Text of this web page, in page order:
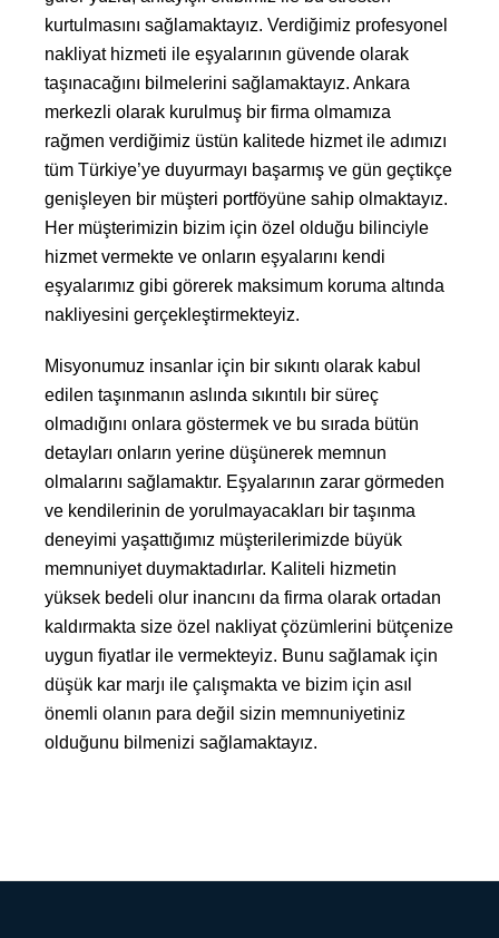
kurtulmasını sağlamaktayız. Verdiğimiz profesyonel
nakliyat hizmeti ile eşyalarının güvende olarak
taşınacağını bilmelerini sağlamaktayız. Ankara
merkezli olarak kurulmuş bir firma olmamıza
rağmen verdiğimiz üstün kalitede hizmet ile adımızı
tüm Türkiye’ye duyurmayı başarmış ve gün geçtikçe
genişleyen bir müşteri portföyüne sahip olmaktayız.
Her müşterimizin bizim için özel olduğu bilinciyle
hizmet vermekte ve onların eşyalarını kendi
eşyalarımız gibi görerek maksimum koruma altında
nakliyesini gerçekleştirmekteyiz.
Misyonumuz insanlar için bir sıkıntı olarak kabul
edilen taşınmanın aslında sıkıntılı bir süreç
olmadığını onlara göstermek ve bu sırada bütün
detayları onların yerine düşünerek memnun
olmalarını sağlamaktır. Eşyalarının zarar görmeden
ve kendilerinin de yorulmayacakları bir taşınma
deneyimi yaşattığımız müşterilerimizde büyük
memnuniyet duymaktadırlar. Kaliteli hizmetin
yüksek bedeli olur inancını da firma olarak ortadan
kaldırmakta size özel nakliyat çözümlerini bütçenize
uygun fiyatlar ile vermekteyiz. Bunu sağlamak için
düşük kar marjı ile çalışmakta ve bizim için asıl
önemli olanın para değil sizin memnuniyetiniz
olduğunu bilmenizi sağlamaktayız.